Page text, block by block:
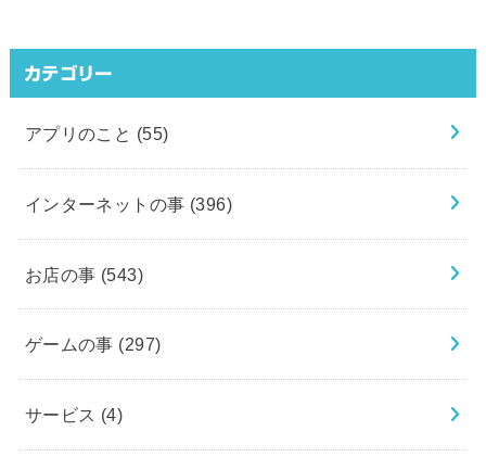
カテゴリー
アプリのこと (55)
インターネットの事 (396)
お店の事 (543)
ゲームの事 (297)
サービス (4)